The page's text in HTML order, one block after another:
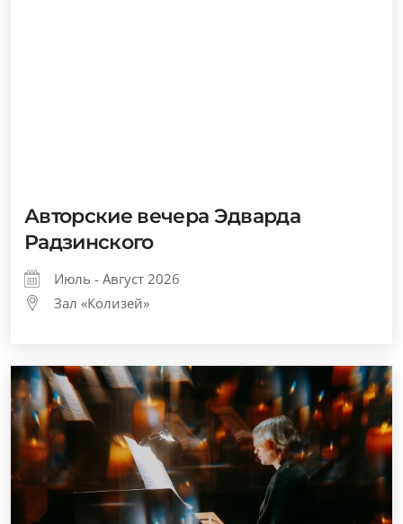
Авторские вечера Эдварда
Радзинского
Июль - Август 2026
Зал «Колизей»